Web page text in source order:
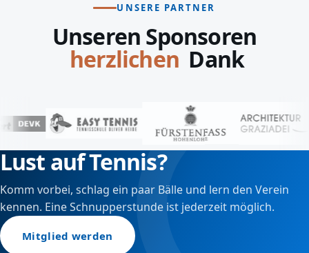
UNSERE PARTNER
Unseren Sponsoren
lieben
Dank
Lust auf Tennis?
Komm vorbei, schlag ein paar Bälle und lern den Verein
kennen. Eine Schnupperstunde ist jederzeit möglich.
Mitglied werden